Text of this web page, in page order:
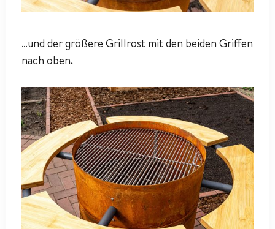
…und der größere Grillrost mit den beiden Griffen
nach oben.